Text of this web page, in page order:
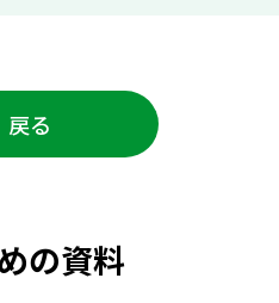
戻る
の資料